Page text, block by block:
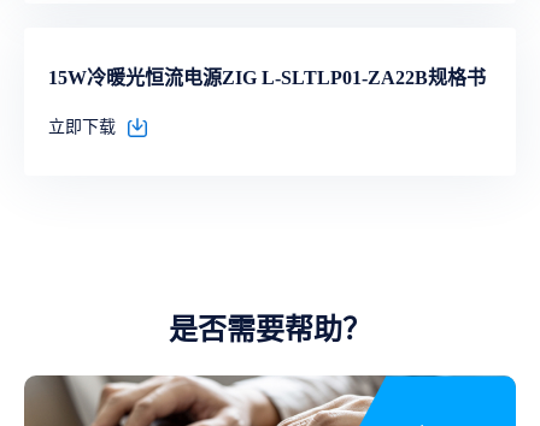
15W冷暖光恒流电源ZIG L-SLTLP01-ZA22B规格书
立即下载
是否需要帮助？